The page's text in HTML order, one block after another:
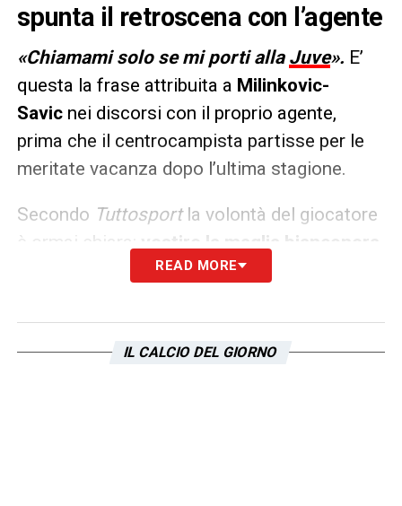
spunta il retroscena con l’agente
«Chiamami solo se mi porti alla Juve». E’
questa la frase attribuita a Milinkovic-
Savicnei discorsi con il proprio agente,
prima che il centrocampista partisse per le
meritate vacanza dopo l’ultima stagione.
Secondo Tuttosportla volontà del giocatore
è ormai chiara:
vestire la maglia bianconera
E in un modo o nell’altro dovrebbe riuscirci
costretto a farlo tra un anno ma senza
incassare un euro.
READ MORE
IL CALCIO DEL GIORNO